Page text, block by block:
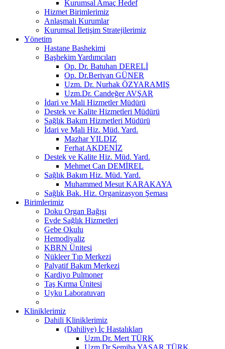
Kurumsal Amaç Hedef
Hizmet Birimlerimiz
Anlaşmalı Kurumlar
Kurumsal İletişim Stratejilerimiz
Yönetim
Hastane Bashekimi
Başhekim Yardımcıları
Op. Dr. Batuhan DERELİ
Op. Dr.Berivan GÜNER
Uzm. Dr. Nurhak ÖZYARAMIŞ
Uzm.Dr. Candeğer AVŞAR
İdari ve Mali Hizmetler Müdürü
Destek ve Kalite Hizmetleri Müdürü
Sağlık Bakım Hizmetleri Müdürü
İdari ve Mali Hiz. Müd. Yard.
Mazhar YILDIZ
Ferhat AKDENİZ
Destek ve Kalite Hiz. Müd. Yard.
Mehmet Can DEMİREL
Sağlık Bakım Hiz. Müd. Yard.
Muhammed Mesut KARAKAYA
Sağlık Bak. Hiz. Organizasyon Şeması
Birimlerimiz
Doku Organ Bağışı
Evde Sağlık Hizmetleri
Gebe Okulu
Hemodiyaliz
KBRN Ünitesi
Nükleer Tıp Merkezi
Palyatif Bakım Merkezi
Kardiyo Pulmoner
Taş Kırma Ünitesi
Uyku Laboratuvarı
Kliniklerimiz
Dahili Kliniklerimiz
(Dahiliye) İç Hastalıkları
Uzm.Dr. Mert TÜRK
Uzm.Dr.Semiha YAŞAR TÜRK